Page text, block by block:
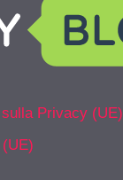
Privacy (UE)